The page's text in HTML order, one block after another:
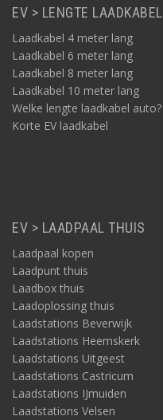
EV > LENGTE LAADKABEL
Laadkabel 4 meter lang
Laadkabel 6 meter lang
Laadkabel 8 meter lang
Laadkabel 10 meter lang
Welke lengte laadkabel auto?
Korte EV laadkabel
EV > LAADPAAL THUIS
Laadpaal kopen
Laadpunt thuis
Laadbox thuis
Laadoplossing thuis
Laadstations Beverwijk
Laadstations Heemskerk
Laadstations Uitgeest
Laadstations Castricum
Laadstations IJmuiden
Laadstations Velsen